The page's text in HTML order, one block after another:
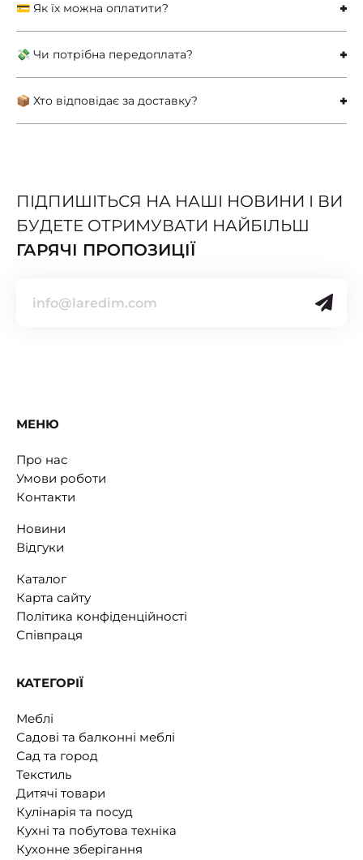
💳 Як їх можна оплатити?
💸 Чи потрібна передоплата?
📦 Хто відповідає за доставку?
ПІДПИШІТЬСЯ НА НАШІ НОВИНИ І ВИ
БУДЕТЕ ОТРИМУВАТИ НАЙБІЛЬШ
ГАРЯЧІ ПРОПОЗИЦІЇ
МЕНЮ
Про нас
Умови роботи
Контакти
Новини
Відгуки
Каталог
Карта сайту
Політика конфіденційності
Співпраця
КАТЕГОРІЇ
Меблі
Садові та балконні меблі
Сад та город
Текстиль
Дитячі товари
Кулінарія та посуд
Кухні та побутова техніка
Кухонне зберігання